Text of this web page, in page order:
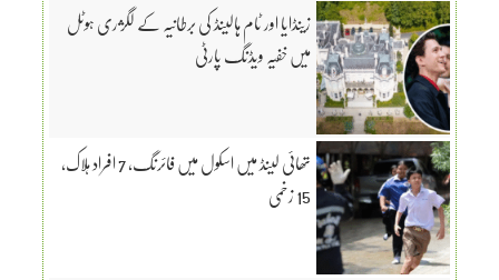
زینڈایا اور ٹام ہالینڈ کی برطانیہ کے لگژری ہوٹل
میں خفیہ ویڈنگ پارٹی
تھائی لینڈ میں اسکول میں فائرنگ، 7 افراد ہلاک،
15 زخمی